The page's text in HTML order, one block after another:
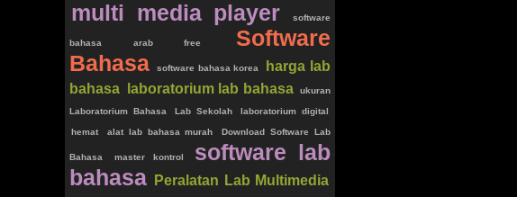
multi media player software
bahasa arab free
Software
Bahasa
software bahasa korea
harga lab
bahasa
laboratorium lab bahasa ukuran
Laboratorium Bahasa Lab Sekolah laboratorium digital
hemat alat lab bahasa murah Download Software Lab
Bahasa master kontrol
software lab
bahasa
Peralatan Lab Multimedia